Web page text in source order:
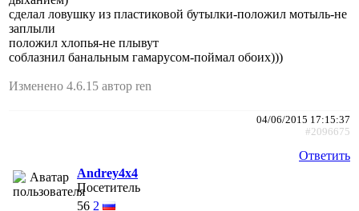
сделал ловушку из пластиковой бутылки-положил мотыль-не
заплыли
положил хлопья-не плывут
соблазнил банальным гамарусом-поймал обоих)))
Изменено 4.6.15 автор ren
04/06/2015 17:15:37
#2096675
Ответить
Andrey4x4
Посетитель
56 2